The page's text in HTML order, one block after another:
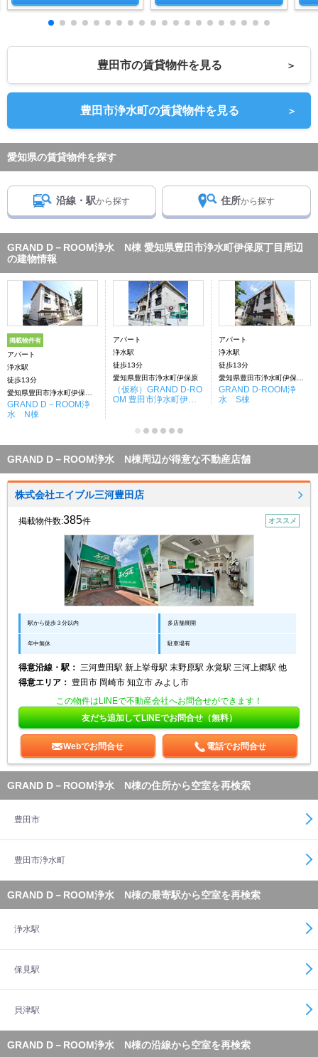
豊田市の賃貸物件を見る ＞
豊田市浄水町の賃貸物件を見る ＞
愛知県の賃貸物件を探す
沿線・駅から探す 住所から探す
GRAND D－ROOM浄水 N棟 愛知県豊田市浄水町伊保原丁目周辺
の建物情報
掲載物件有
アパート
浄水駅
徒歩13分
GRAND D－ROOM浄
水 N棟
アパート
浄水駅
徒歩13分
愛知県豊田市浄水町伊保原
（仮称）GRAND D-RO
OM 豊田市浄水町伊保
アパート
浄水駅
徒歩13分
GRAND D-ROOM浄
水 S棟
GRAND D－ROOM浄水 N棟周辺が得意な不動産店舗
株式会社エイブル三河豊田店
掲載物件数:385件 オススメ
駅から徒歩３分以内 多店舗展開
年中無休 駐車場有
得意沿線・駅：
三河豊田駅 新上挙母駅 末野原駅 永覚駅 三河上郷駅 他
得意エリア：
豊田市 岡崎市 知立市 みよし市
この物件はLINEで不動産会社へお問合せができます！
友だち追加してLINEでお問合せ（無料）
Webでお問合せ 電話でお問合せ
GRAND D－ROOM浄水 N棟の住所から空室を再検索
豊田市
豊田市浄水町
GRAND D－ROOM浄水 N棟の最寄駅から空室を再検索
浄水駅
保見駅
貝津駅
GRAND D－ROOM浄水 N棟の沿線から空室を再検索